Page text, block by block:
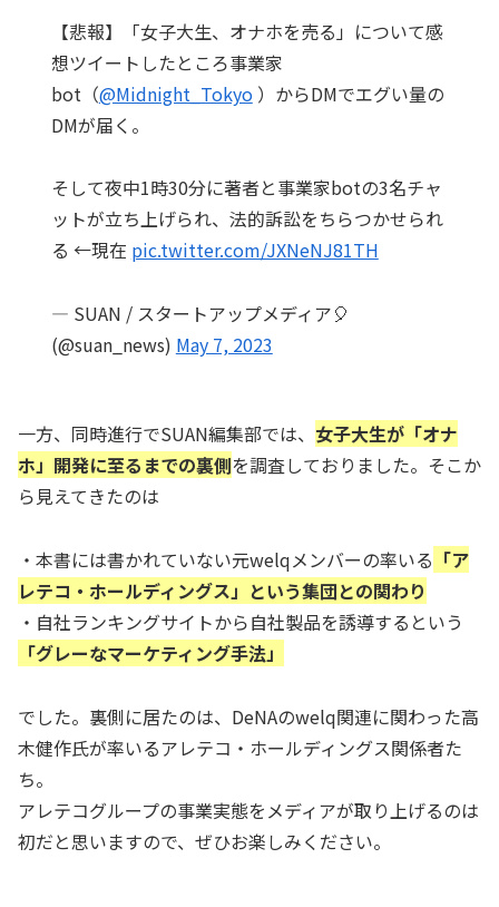
【悲報】「女子大生、オナホを売る」について感
想ツイートしたところ事業家
bot（@Midnight_Tokyo）からDMでエグい量の
DMが届く。
そして夜中1時30分に著者と事業家botの3名チャ
ットが立ち上げられ、法的訴訟をちらつかせられ
る ←現在 pic.twitter.com/JXNeNJ81TH
— SUAN / スタートアップメディア🎈
(@suan_news) May 7, 2023
一方、同時進行でSUAN編集部では、 女子大生が「オナ
ホ」開発に至るまでの裏側を調査しておりました。そこか
ら見えてきたのは
・本書には書かれていない元welqメンバーの率いる 「ア
レテコ・ホールディングス」という集団との関わり
・自社ランキングサイトから自社製品を誘導するという
「グレーなマーケティング手法」
でした。裏側に居たのは、DeNAのwelq関連に関わった高
木健作氏が率いるアレテコ・ホールディングス関係者た
ち。
アレテコグループの事業実態をメディアが取り上げるのは
初だと思いますので、ぜひお楽しみください。